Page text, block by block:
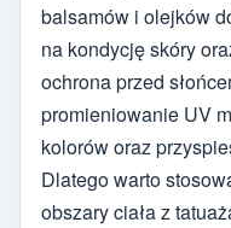
balsamów i olejków
na kondycję skóry
ochrona przed
promieniowanie UV
kolorów oraz
Dlatego warto
obszary ciała z